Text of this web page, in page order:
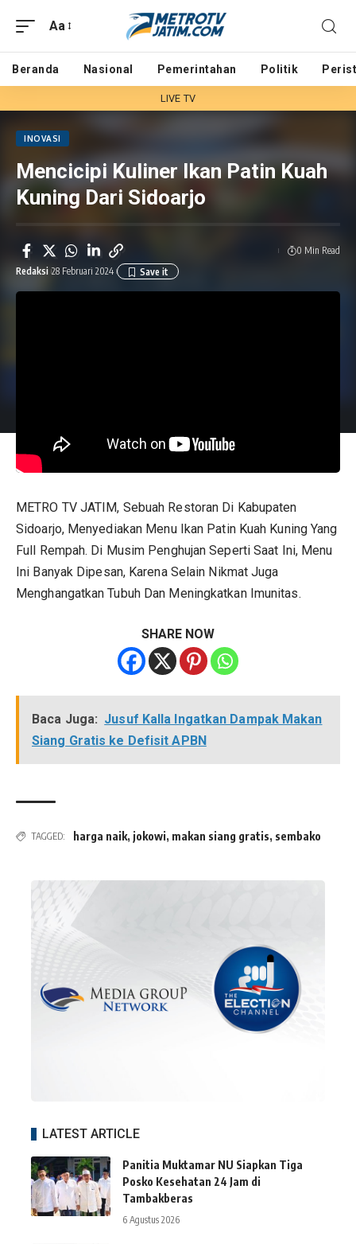
Aa
Beranda Nasional Pemerintahan Politik
LIVE TV
INOVASI
Mencicipi Kuliner Ikan Patin Kuah
Kuning Dari Sidoarjo
Redaksi 28 Februari 2024
0 Min Read
METRO TV JATIM, Sebuah Restoran Di Kabupaten
Sidoarjo, Menyediakan Menu Ikan Patin Kuah Kuning Yang
Full Rempah. Di Musim Penghujan Seperti Saat Ini, Menu
Ini Banyak Dipesan, Karena Selain Nikmat Juga
Menghangatkan Tubuh Dan Meningkatkan Imunitas.
SHARE NOW
Baca Juga: Jusuf Kalla Ingatkan Dampak Makan
Siang Gratis ke Defisit APBN
TAGGED: harga naik, jokowi, makan siang gratis, sembako
LATEST ARTICLE
Panitia Muktamar NU Siapkan Tiga
Posko Kesehatan 24 Jam di
Tambakberas
6 Agustus 2026